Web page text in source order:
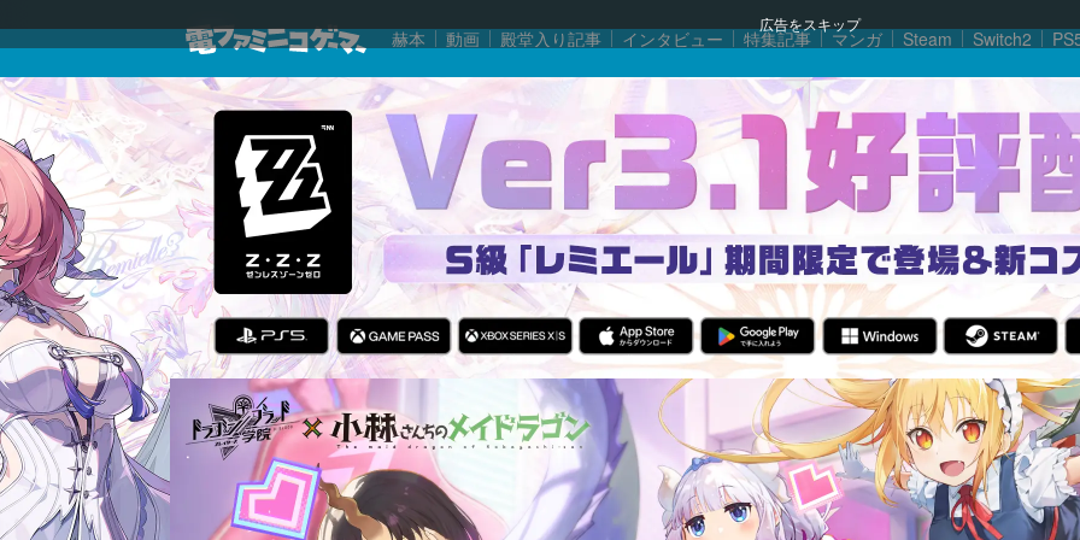
広告をスキップ
赫本 動画 殿堂入り記事 インタビュー 特集記事 マンガ Steam Switch2